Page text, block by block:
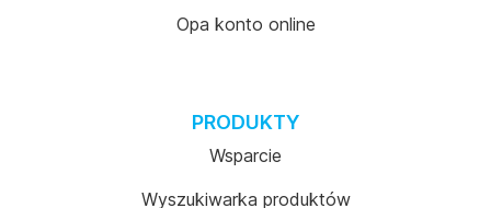
Opa konto online
PRODUKTY
Wsparcie
Wyszukiwarka produktów